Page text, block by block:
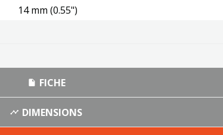
14 mm (0.55")
FICHE
DIMENSIONS